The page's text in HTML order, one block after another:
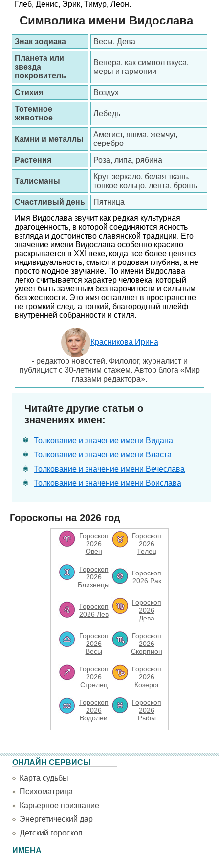
Глеб, Денис, Эрик, Тимур, Леон.
Символика имени Видослава
Знак зодиака
Весы, Дева
Планета или
звезда
покровитель
Венера, как символ вкуса,
меры и гармонии
Стихия
Воздух
Тотемное
животное
Лебедь
Камни и металлы
Аметист, яшма, жемчуг,
серебро
Растения
Роза, липа, рябина
Талисманы
Круг, зеркало, белая ткань,
тонкое кольцо, лента, брошь
Счастливый день
Пятница
Имя Видослава звучит как редкая культурная
драгоценность, в которой соединяются ясность
взгляда и достоинство славянской традиции. Его
значение имени Видослава особенно красиво
раскрывается в XXI веке, когда все более ценятся
индивидуальность, смысл и родовая глубина, а не
просто модное звучание. По имени Видослава
легко считывается характер человека, который
умеет быть заметным без нарочитости и сильным
без жесткости. Это имя оставляет в пространстве
не громкий след, а тонкий, благородный шлейф
внутренней собранности и стиля.
Красникова Ирина
- редактор новостей. Филолог, журналист и
публицист с 30-летним стажем. Автор блога «Мир
глазами редактора».
Читайте другие статьи о
значениях имен:
Толкование и значение имени Видана
Толкование и значение имени Власта
Толкование и значение имени Вечеслава
Толкование и значение имени Воислава
Гороскопы на 2026 год
Гороскоп
2026
Овен
Гороскоп
2026
Телец
Гороскоп
2026
Близнецы
Гороскоп
2026 Рак
Гороскоп
2026 Лев
Гороскоп
2026
Дева
Гороскоп
2026
Весы
Гороскоп
2026
Скорпион
Гороскоп
2026
Стрелец
Гороскоп
2026
Козерог
Гороскоп
2026
Водолей
Гороскоп
2026
Рыбы
ОНЛАЙН СЕРВИСЫ
Карта судьбы
Психоматрица
Карьерное призвание
Энергетический дар
Детский гороскоп
ИМЕНА